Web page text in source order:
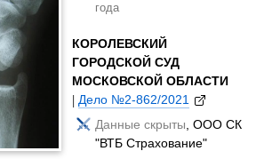
года
КОРОЛЕВСКИЙ
ГОРОДСКОЙ СУД
МОСКОВСКОЙ ОБЛАСТИ
|Дело №2-862/2021
Данные скрыты, ООО СК
"ВТБ Страхование"